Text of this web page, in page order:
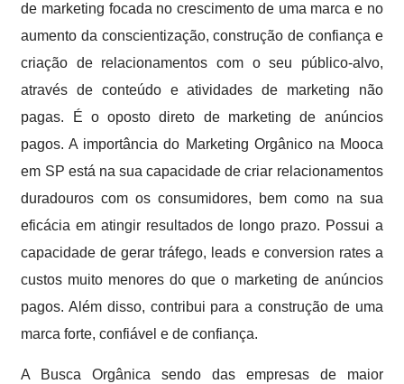
de marketing focada no crescimento de uma marca e no
aumento da conscientização, construção de confiança e
criação de relacionamentos com o seu público-alvo,
através de conteúdo e atividades de marketing não
pagas. É o oposto direto de marketing de anúncios
pagos. A importância do Marketing Orgânico na Mooca
em SP está na sua capacidade de criar relacionamentos
duradouros com os consumidores, bem como na sua
eficácia em atingir resultados de longo prazo. Possui a
capacidade de gerar tráfego, leads e conversion rates a
custos muito menores do que o marketing de anúncios
pagos. Além disso, contribui para a construção de uma
marca forte, confiável e de confiança.
A Busca Orgânica sendo das empresas de maior